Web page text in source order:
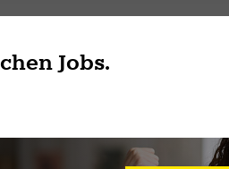
Jobs.